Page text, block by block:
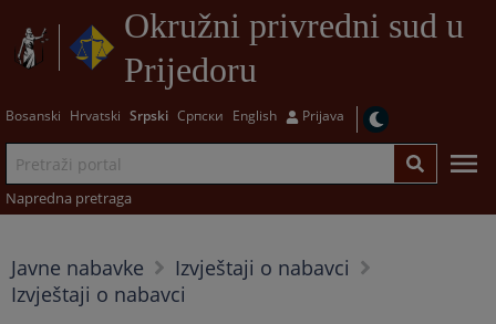
Okružni privredni sud u
Prijedoru
Bosanski Hrvatski Srpski Српски English Prijava
Napredna pretraga
Javne nabavke
Izvještaji o nabavci
Izvještaji o nabavci